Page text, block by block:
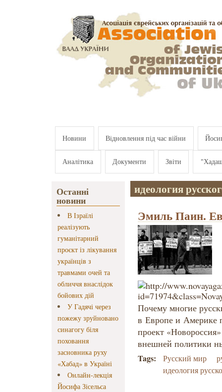
Новини Відновлення під час війни
Аналітика Документи Звіти
Останні
новини
В Ізраїлі
реалізують
гуманітарний
проєкт із лікування
українців з
травмами очей та
обличчя внаслідок
бойових дій
У Гадячі через
пожежу зруйновано
синагогу біля
поховання
засновника руху
«Хабад» в Україні
Онлайн-лекція
Йосифа Зісельса
идеология
Эмиль Паин.
Почему многие
в Европе и Америке
проект
внешней политики
Tags: Русский мир
идеология